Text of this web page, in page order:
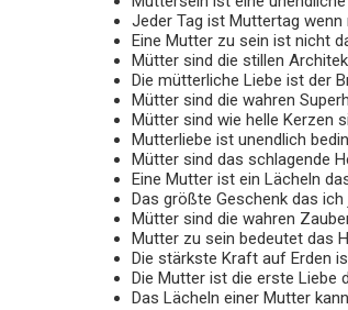
Jeder Tag ist Muttertag
Eine Mutter zu sein ist nicht
Mütter sind die stillen
Die mütterliche Liebe ist der
Mütter sind die wahren
Mütter sind wie helle Kerzen
Mutterliebe ist unendlich
Mütter sind das schlagende
Eine Mutter ist ein Lächeln
Das größte Geschenk das
Mütter sind die wahren
Mutter zu sein bedeutet das
Die stärkste Kraft auf Erden
Die Mutter ist die erste Liebe
Das Lächeln einer Mutter